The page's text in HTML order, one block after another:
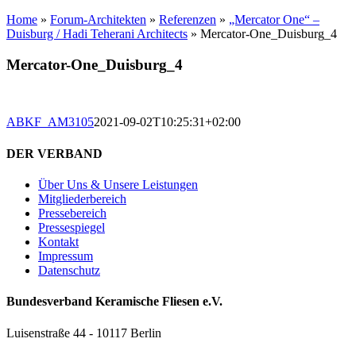
Home » Forum-Architekten » Referenzen » „Mercator One“ –
Duisburg / Hadi Teherani Architects » Mercator-One_Duisburg_4
Mercator-One_Duisburg_4
ABKF_AM31052021-09-02T10:25:31+02:00
DER VERBAND
Über Uns & Unsere Leistungen
Mitgliederbereich
Pressebereich
Pressespiegel
Kontakt
Impressum
Datenschutz
Bundesverband Keramische Fliesen e.V.
Luisenstraße 44 - 10117 Berlin